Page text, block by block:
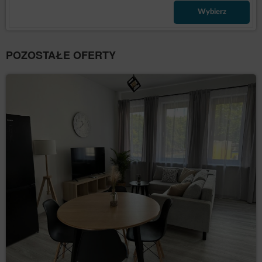
Gość/Użytkownik wyraził zgodę na dostęp
produktów i usług.
dane osobowe Użytkowników: imię, nazwisko,
adres siedziby, adres korespondencyjny, adres e-
mail, numer telefonu, NIP, numer konta
bankowego lub inne dane osobowe, których
podanie jest niezbędne do zrealizowania
zakupu, a których podania w procesie
rezerwacyjnym wymaga Administrator.
Informacje te nie zawierają danych dotyczących
tożsamości Gości/Użytkowników, lecz w połączeniu z
innymi informacjami mogą stanowić dane osobowe i w
związku z tym Administrator obejmuje je pełną
ochroną przysługującą na gruncie RODO.
Dane te są przetwarzane zgodnie z art. 6 ust. 1 lit. b
RODO, w celu realizacji usługi, tj. umowy o
świadczenie usług drogą elektroniczną zgodnie z
Regulaminem oraz zgodnie z art. 6 ust. 1 lit. a RODO,
w związku z wyrażeniem zgody na stosowanie
określonych plików cookies lub innych podobnych
Wybierz
POZOSTAŁE OFERTY